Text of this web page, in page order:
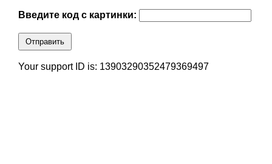
Введите код с картинки:
Отправить
Your support ID is: 13903290352479369497